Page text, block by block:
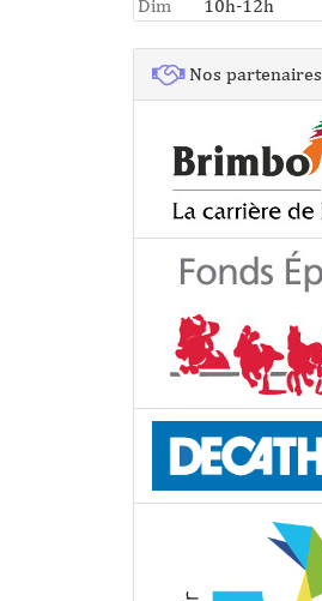
Dim 10h-12h
Nos partenaires